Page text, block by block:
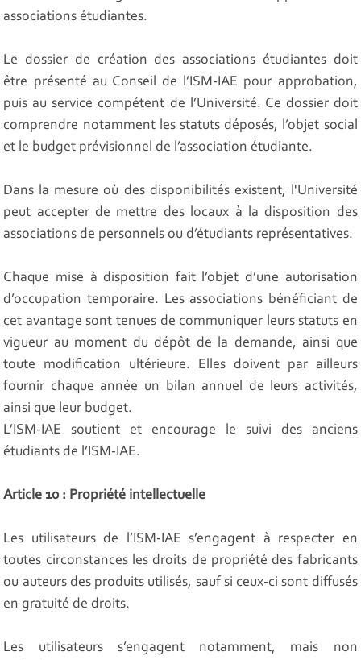
associations étudiantes.
Le dossier de création des associations étudiantes doit
être présenté au Conseil de l’ISM-IAE pour approbation,
puis au service compétent de l’Université. Ce dossier doit
comprendre notamment les statuts déposés, l’objet social
et le budget prévisionnel de l’association étudiante.
Dans la mesure où des disponibilités existent, l'Université
peut accepter de mettre des locaux à la disposition des
associations de personnels ou d’étudiants représentatives.
Chaque mise à disposition fait l’objet d’une autorisation
d’occupation temporaire. Les associations bénéficiant de
cet avantage sont tenues de communiquer leurs statuts en
vigueur au moment du dépôt de la demande, ainsi que
toute modification ultérieure. Elles doivent par ailleurs
fournir chaque année un bilan annuel de leurs activités,
ainsi que leur budget.
L’ISM-IAE soutient et encourage le suivi des anciens
étudiants de l’ISM-IAE.
Article 10 : Propriété intellectuelle
Les utilisateurs de l’ISM-IAE s’engagent à respecter en
toutes circonstances les droits de propriété des fabricants
ou auteurs des produits utilisés, sauf si ceux-ci sont diffusés
en gratuité de droits.
Les utilisateurs s’engagent notamment, mais non